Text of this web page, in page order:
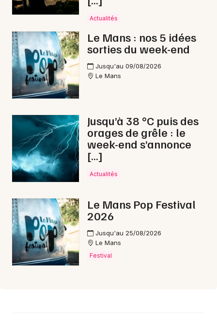
Actus à Sablé-sur-Sarthe
Magazine à Sablé-sur-Sarthe
Choisir mes départements
Mon email
Je m'abonne
Actualités
Le Mans : nos 5 idées
sorties du week-end
Jusqu'au 09/08/2026
Le Mans
Jusqu’à 38 °C puis des
orages de grêle : le
week-end s’annonce
[…]
Actualités
Le Mans Pop Festival
2026
Jusqu'au 25/08/2026
Le Mans
Festival